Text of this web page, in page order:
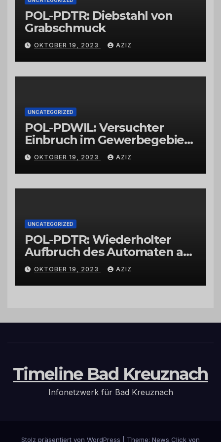
POL-PDTR: Diebstahl von
Grabschmuck
OKTOBER 19, 2023 AZIZ
UNCATEGORIZED
POL-PDWIL: Versuchter
Einbruch im Gewerbegebiet
Wittlich
OKTOBER 19, 2023 AZIZ
UNCATEGORIZED
POL-PDTR: Wiederholter
Aufbruch des Automaten am
Wohnmobilstellplatz in
Hermeskeil am Labachweg
OKTOBER 19, 2023 AZIZ
Timeline Bad Kreuznach
Infonetzwerk für Bad Kreuznach
Stolz präsentiert von WordPress Theme: News Click von